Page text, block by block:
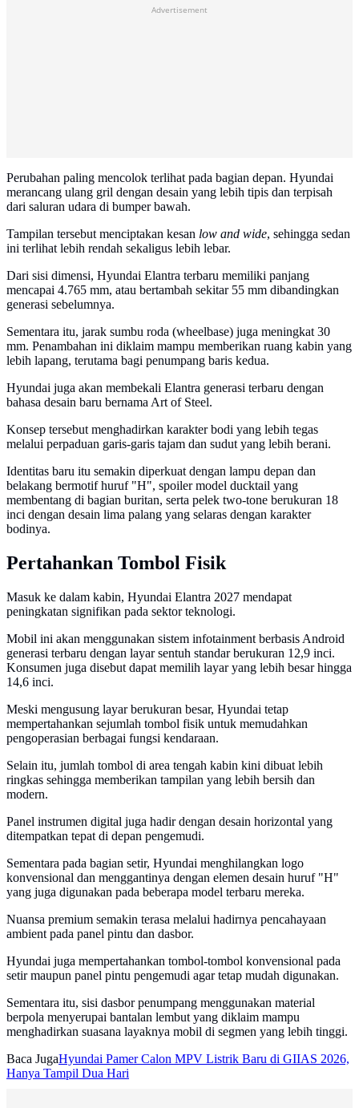
Advertisement
Perubahan paling mencolok terlihat pada bagian depan. Hyundai
merancang ulang gril dengan desain yang lebih tipis dan terpisah
dari saluran udara di bumper bawah.
Tampilan tersebut menciptakan kesan low and wide, sehingga sedan
ini terlihat lebih rendah sekaligus lebih lebar.
Dari sisi dimensi, Hyundai Elantra terbaru memiliki panjang
mencapai 4.765 mm, atau bertambah sekitar 55 mm dibandingkan
generasi sebelumnya.
Sementara itu, jarak sumbu roda (wheelbase) juga meningkat 30
mm. Penambahan ini diklaim mampu memberikan ruang kabin yang
lebih lapang, terutama bagi penumpang baris kedua.
Hyundai juga akan membekali Elantra generasi terbaru dengan
bahasa desain baru bernama Art of Steel.
Konsep tersebut menghadirkan karakter bodi yang lebih tegas
melalui perpaduan garis-garis tajam dan sudut yang lebih berani.
Identitas baru itu semakin diperkuat dengan lampu depan dan
belakang bermotif huruf "H", spoiler model ducktail yang
membentang di bagian buritan, serta pelek two-tone berukuran 18
inci dengan desain lima palang yang selaras dengan karakter
bodinya.
Pertahankan Tombol Fisik
Masuk ke dalam kabin, Hyundai Elantra 2027 mendapat
peningkatan signifikan pada sektor teknologi.
Mobil ini akan menggunakan sistem infotainment berbasis Android
generasi terbaru dengan layar sentuh standar berukuran 12,9 inci.
Konsumen juga disebut dapat memilih layar yang lebih besar hingga
14,6 inci.
Meski mengusung layar berukuran besar, Hyundai tetap
mempertahankan sejumlah tombol fisik untuk memudahkan
pengoperasian berbagai fungsi kendaraan.
Selain itu, jumlah tombol di area tengah kabin kini dibuat lebih
ringkas sehingga memberikan tampilan yang lebih bersih dan
modern.
Panel instrumen digital juga hadir dengan desain horizontal yang
ditempatkan tepat di depan pengemudi.
Sementara pada bagian setir, Hyundai menghilangkan logo
konvensional dan menggantinya dengan elemen desain huruf "H"
yang juga digunakan pada beberapa model terbaru mereka.
Nuansa premium semakin terasa melalui hadirnya pencahayaan
ambient pada panel pintu dan dasbor.
Hyundai juga mempertahankan tombol-tombol konvensional pada
setir maupun panel pintu pengemudi agar tetap mudah digunakan.
Sementara itu, sisi dasbor penumpang menggunakan material
berpola menyerupai bantalan lembut yang diklaim mampu
menghadirkan suasana layaknya mobil di segmen yang lebih tinggi.
Baca JugaHyundai Pamer Calon MPV Listrik Baru di GIIAS 2026,
Hanya Tampil Dua Hari